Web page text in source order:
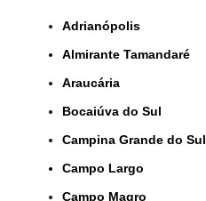
Adrianópolis
Almirante Tamandaré
Araucária
Bocaiúva do Sul
Campina Grande do Sul
Campo Largo
Campo Magro